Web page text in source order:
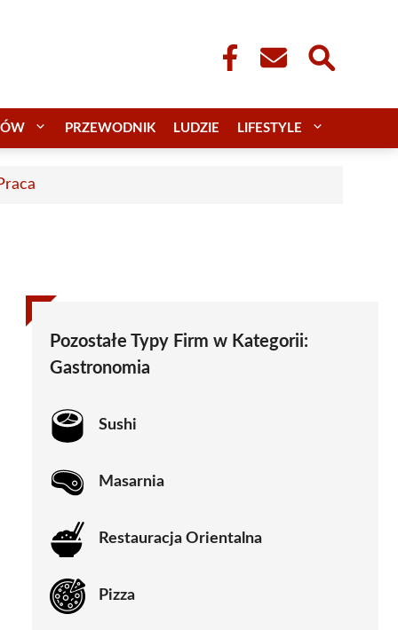
PRZEWODNIK LUDZIE LIFESTYLE
Pozostałe Typy Firm w Kategorii:
Gastronomia
Sushi
Masarnia
Restauracja Orientalna
Pizza